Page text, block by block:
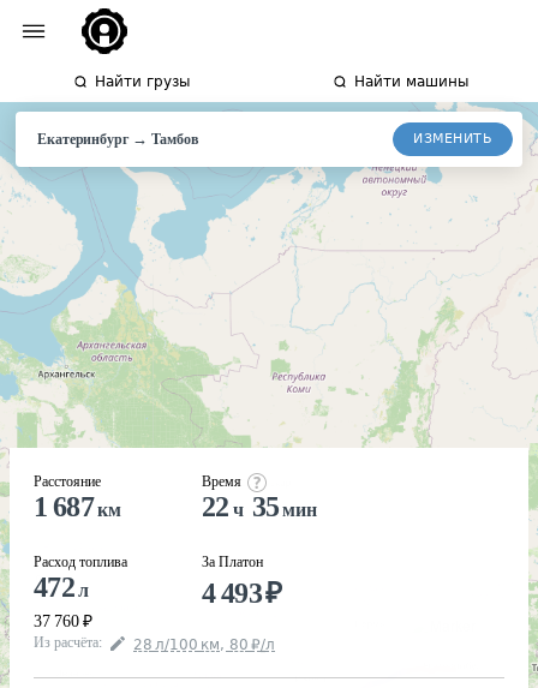
Найти грузы Найти машины
Екатеринбург→ Тамбов ИЗМЕНИТЬ
Расстояние
1 687км
Расход топлива
472л
37 760 ₽
Время
22 ч 35 мин
За Платон
4 493₽
Из расчёта: 28 л/100 км, 80 ₽/л